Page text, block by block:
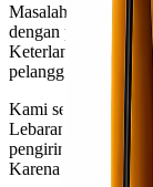
Masalahnya,
dengan perencanaan
Keterlambatan,
pelanggan.
Kami sering
Lebaran.” Tapi
pengiriman penuh,
Karena itu, strategi